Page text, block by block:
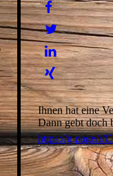
Ihnen hat eine
Dann gebt doch
https://g.page/